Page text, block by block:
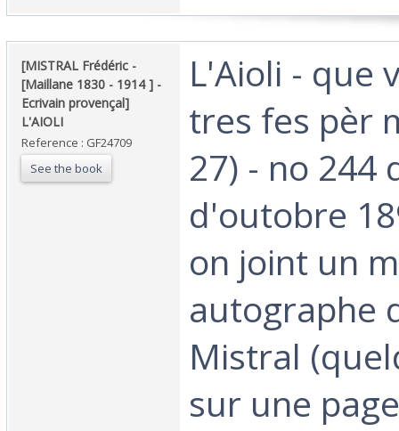
‎[MISTRAL Frédéric -
[Maillane 1830 - 1914 ] -
Ecrivain provençal]
L'AIOLI ‎
Reference : GF24709
See the book
‎L'Aioli - que
tres fes pèr
27) - no 244
d'outobre
on joint un
autographe
Mistral
sur une